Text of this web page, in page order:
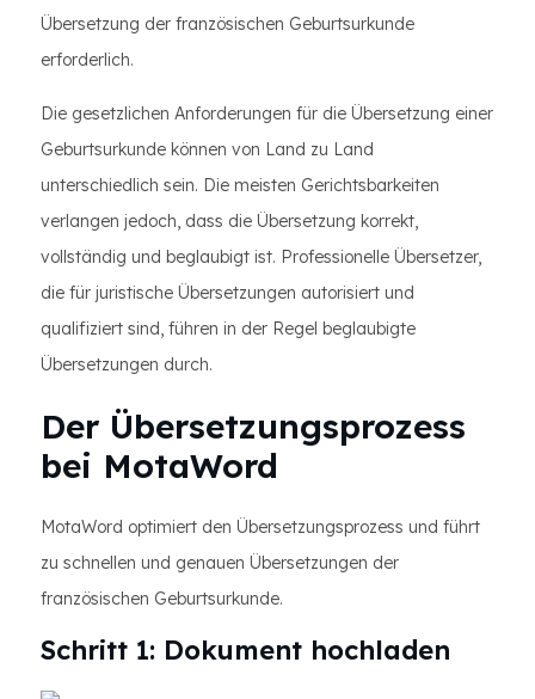
Übersetzung der französischen Geburtsurkunde
erforderlich.
Die gesetzlichen Anforderungen für die Übersetzung einer
Geburtsurkunde können von Land zu Land
unterschiedlich sein. Die meisten Gerichtsbarkeiten
verlangen jedoch, dass die Übersetzung korrekt,
vollständig und beglaubigt ist. Professionelle Übersetzer,
die für juristische Übersetzungen autorisiert und
qualifiziert sind, führen in der Regel beglaubigte
Übersetzungen durch.
Der Übersetzungsprozess
bei MotaWord
MotaWord optimiert den Übersetzungsprozess und führt
zu schnellen und genauen Übersetzungen der
französischen Geburtsurkunde.
Schritt 1: Dokument hochladen